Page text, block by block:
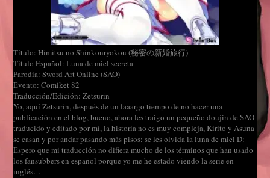
Título: Himitsu no Shinkonryokou (秘密の新婚旅行)
Título Español: Luna de miel secreta
Parodia: Sword Art Online (SAO)
Evento: Comiket 82
Traducción/Edición: Zetsurin
Yo, aquí Zetsurin, después de un laaargo tiempo de no hacer una
publicación en el blog, bueno, ahora les traigo un pequeño doujin de SAO
traducido y editado por mí, la historia no es muy compleja, Kirito y Asuna
se casan y por andar pasando más pisos; se les olvida la luna de miel D:
Espero que mi traducción no difiera mucho de los términos que han usado
los fansubbers en español porque yo me he estado viendo la serie en
inglés…